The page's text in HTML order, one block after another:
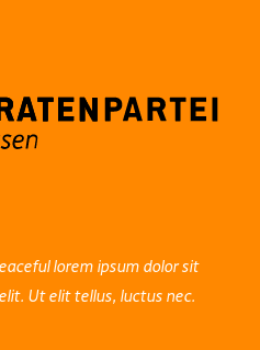
lorem ipsum dolor sit
Ut elit tellus, luctus nec.